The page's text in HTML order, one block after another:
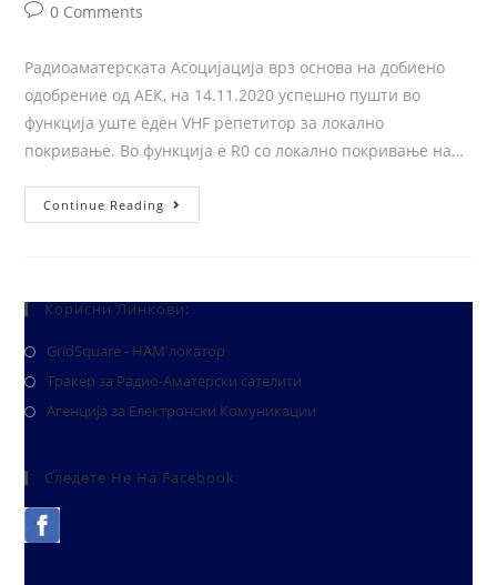
0 Comments
Радиоаматерската Асоцијација врз основа на добиено
одобрение од АЕК, на 14.11.2020 успешно пушти во
функција уште еден VHF репетитор за локално
покривање. Во функција е R0 со локално покривање на…
Continue Reading
Корисни Линкови:
GridSquare - HAM локатор
Тракер за Радио-Аматерски сателити
Агенција за Електронски Комуникации
Следете Не На Facebook